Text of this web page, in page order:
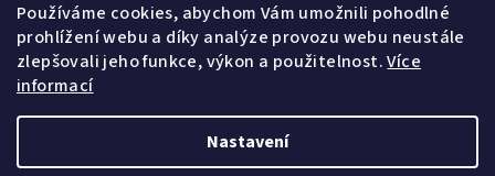
Používáme cookies, abychom Vám umožnili pohodlné
prohlížení webu a díky analýze provozu webu neustále
zlepšovali jeho funkce, výkon a použitelnost.Více
informací
Nastavení
Vložením e-mailu souhlasíte spodmínkami ochrany osobních
údajů
Přihlásit se